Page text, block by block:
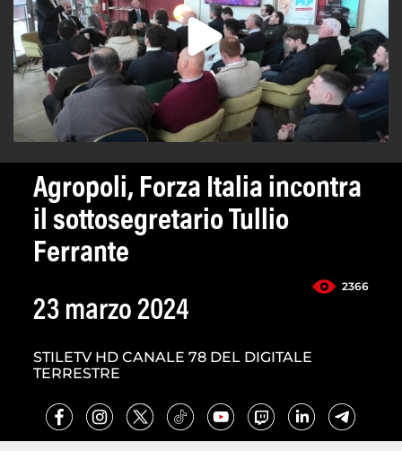
Agropoli, Forza Italia incontra
il sottosegretario Tullio
Ferrante
2366
23 marzo 2024
STILETV HD CANALE 78 DEL DIGITALE
TERRESTRE